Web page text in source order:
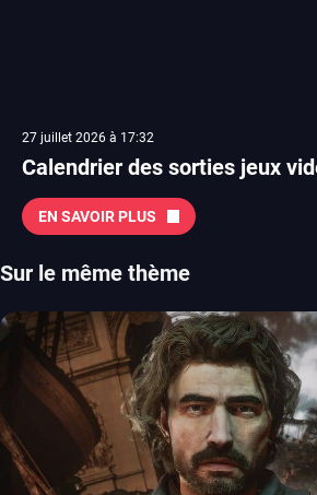
27 juillet 2026 à 17:32
Calendrier des sorties jeux
EN SAVOIR PLUS
Sur le même thème